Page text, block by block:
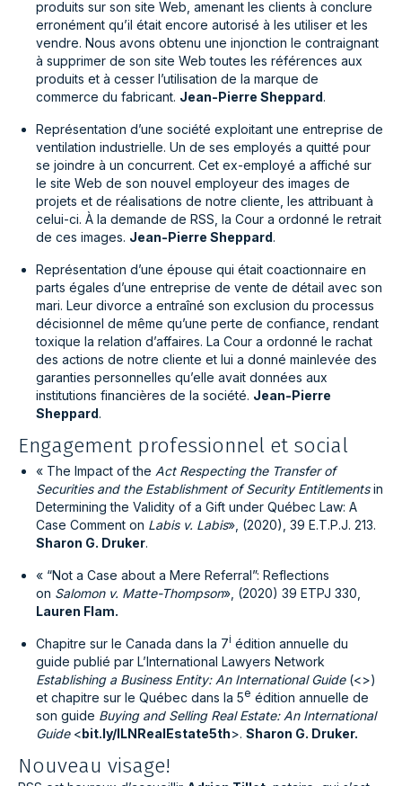
produits sur son site Web, amenant les clients à conclure
erronément qu’il était encore autorisé à les utiliser et les
vendre. Nous avons obtenu une injonction le contraignant
à supprimer de son site Web toutes les références aux
produits et à cesser l’utilisation de la marque de
commerce du fabricant. Jean-Pierre Sheppard.
Représentation d’une société exploitant une entreprise de
ventilation industrielle. Un de ses employés a quitté pour
se joindre à un concurrent. Cet ex-employé a affiché sur
le site Web de son nouvel employeur des images de
projets et de réalisations de notre cliente, les attribuant à
celui-ci. À la demande de RSS, la Cour a ordonné le retrait
de ces images. Jean-Pierre Sheppard.
Représentation d’une épouse qui était coactionnaire en
parts égales d’une entreprise de vente de détail avec son
mari. Leur divorce a entraîné son exclusion du processus
décisionnel de même qu’une perte de confiance, rendant
toxique la relation d’affaires. La Cour a ordonné le rachat
des actions de notre cliente et lui a donné mainlevée des
garanties personnelles qu’elle avait données aux
institutions financières de la société. Jean-Pierre
Sheppard.
Engagement professionnel et social
« The Impact of the Act Respecting the Transfer of
Securities and the Establishment of Security Entitlementsin
Determining the Validity of a Gift under Québec Law: A
Case Comment on Labis v. Labis», (2020), 39 E.T.P.J. 213.
Sharon G. Druker.
« “Not a Case about a Mere Referral”: Reflections
on Salomon v. Matte-Thompson», (2020) 39 ETPJ 330,
Lauren Flam.
Chapitre sur le Canada dans la 7i édition annuelle du
guide publié par L’International Lawyers Network
Establishing a Business Entity: An International Guide(<>)
et chapitre sur le Québec dans la 5e édition annuelle de
son guide Buying and Selling Real Estate: An International
Guide<bit.ly/ILNRealEstate5th>. Sharon G. Druker.
Nouveau visage!